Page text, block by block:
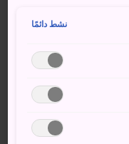
محطة أيتشيغو يوزاوا؛ بينما يقع منتجع يوزاوا كوغين على بُعد 8
بُعد 5 دقائق تقريبًا بالسيارة من تقاطع
كوغين للتزلج
نشط دائمًا